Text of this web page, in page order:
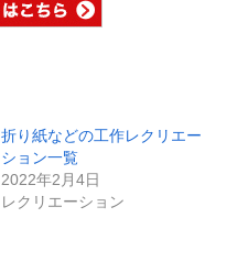
折り紙などの工作レクリエー
ション一覧
2022年2月4日
レクリエーション